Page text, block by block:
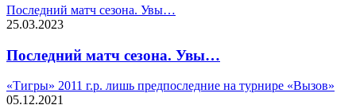
Последний матч сезона. Увы…
25.03.2023
Последний матч сезона. Увы…
«Тигры» 2011 г.р. лишь предпоследние на турнире «Вызов»
05.12.2021